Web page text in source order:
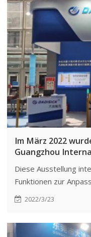
Im März 2022
Guangzhou
teilzunehmen.
Diese Ausstellung
Funktionen zur
Funktionen zur
2022/3/23